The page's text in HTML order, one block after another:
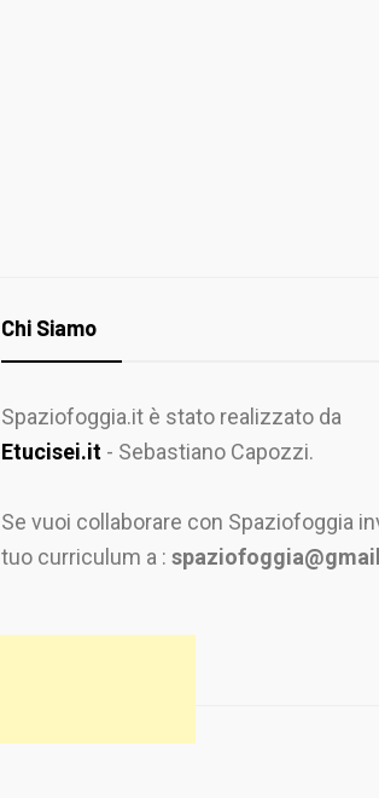
Chi Siamo
Spaziofoggia.it è stato realizzato da
Etucisei.it - Sebastiano Capozzi.
Se vuoi collaborare con Spaziofoggia
tuo curriculum a :